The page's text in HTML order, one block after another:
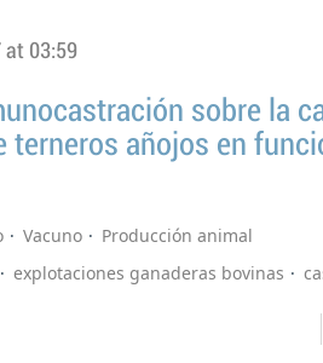
at 03:59
sobre la
terneros añojos en
Vacuno
Producción animal
explotaciones ganaderas bovinas